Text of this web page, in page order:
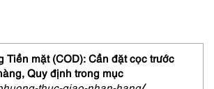
Tiền mặt (COD): Cần đặt cọc trước
Quy định trong mục